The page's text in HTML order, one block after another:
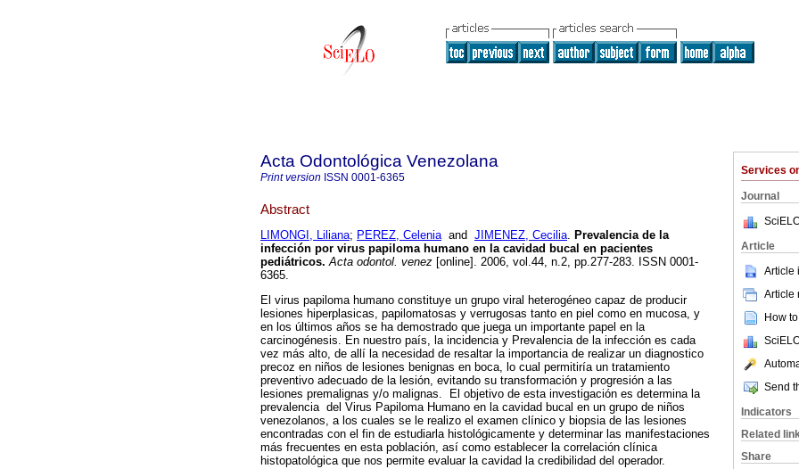
Services
Journal
Article
Article
Article
How
Send
Indicators
Related
Share
Acta Odontológica Venezolana
Print version ISSN 0001-6365
Abstract
LIMONGI, Liliana; PEREZ, Celeniaand JIMENEZ, Cecilia. Prevalencia de la
infección por virus papiloma humano en la cavidad bucal en pacientes
pediátricos. Acta odontol. venez [online]. 2006, vol.44, n.2, pp.277-283. ISSN 0001-
6365.
El virus papiloma humano constituye un grupo viral heterogéneo capaz de producir
lesiones hiperplasicas, papilomatosas y verrugosas tanto en piel como en mucosa, y
en los últimos años se ha demostrado que juega un importante papel en la
carcinogénesis. En nuestro país, la incidencia y Prevalencia de la infección es cada
vez más alto, de allí la necesidad de resaltar la importancia de realizar un diagnostico
precoz en niños de lesiones benignas en boca, lo cual permitiría un tratamiento
preventivo adecuado de la lesión, evitando su transformación y progresión a las
lesiones premalignas y/o malignas. El objetivo de esta investigación es determina la
prevalencia del Virus Papiloma Humano en la cavidad bucal en un grupo de niños
venezolanos, a los cuales se le realizo el examen clínico y biopsia de las lesiones
encontradas con el fin de estudiarla histológicamente y determinar las manifestaciones
más frecuentes en esta población, así como establecer la correlación clínica
histopatológica que nos permite evaluar la cavidad la credibilidad del operador.